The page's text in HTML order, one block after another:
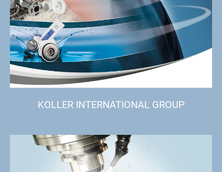
KOLLER INTERNATIONAL GROUP